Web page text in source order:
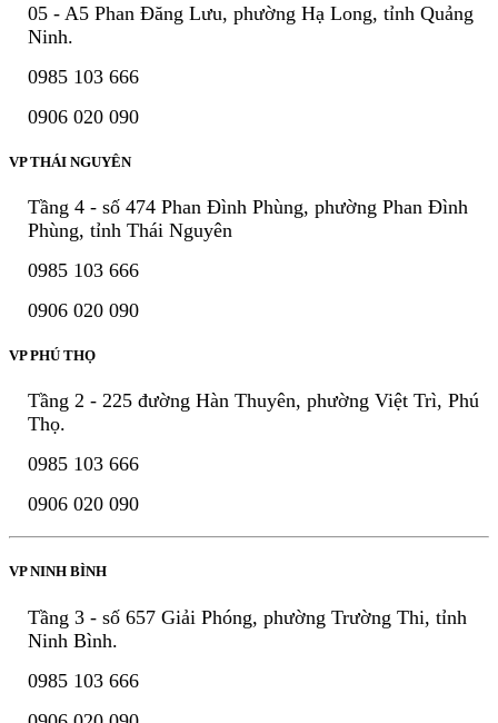
05 - A5 Phan Đăng Lưu, phường Hạ Long, tỉnh Quảng
Ninh.
0985 103 666
0906 020 090
VP THÁI NGUYÊN
Tầng 4 - số 474 Phan Đình Phùng, phường Phan Đình
Phùng, tỉnh Thái Nguyên
0985 103 666
0906 020 090
VP PHÚ THỌ
Tầng 2 - 225 đường Hàn Thuyên, phường Việt Trì, Phú
Thọ.
0985 103 666
0906 020 090
VP NINH BÌNH
Tầng 3 - số 657 Giải Phóng, phường Trường Thi, tỉnh
Ninh Bình.
0985 103 666